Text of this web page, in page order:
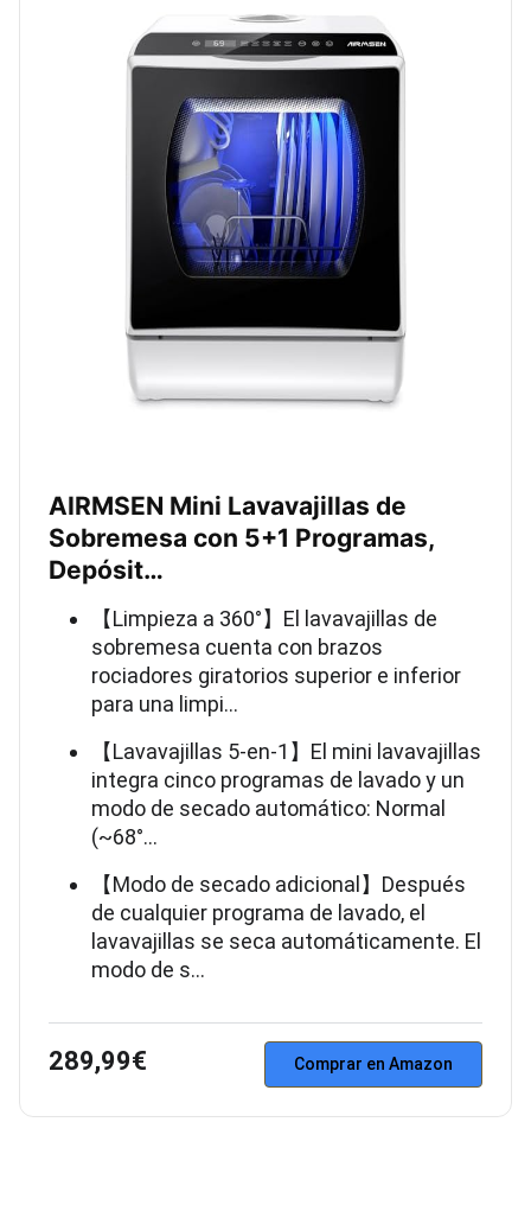
AIRMSEN Mini Lavavajillas de
Sobremesa con 5+1 Programas,
Depósit…
【Limpieza a 360°】El lavavajillas de
sobremesa cuenta con brazos
rociadores giratorios superior e inferior
para una limpi…
【Lavavajillas 5-en-1】El mini lavavajillas
integra cinco programas de lavado y un
modo de secado automático: Normal
(~68°…
【Modo de secado adicional】Después
de cualquier programa de lavado, el
lavavajillas se seca automáticamente. El
modo de s…
289,99€ Comprar en Amazon